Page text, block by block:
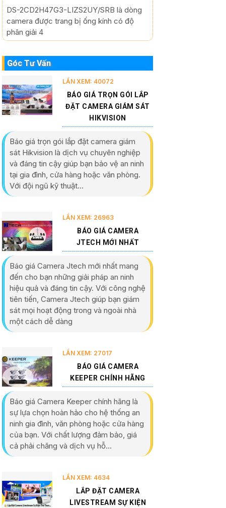
DS-2CD2H47G3-LIZS2UY/SRB là dòng
camera được trang bị ống kính có độ
phân giải 4
Góc Tư Vấn
LẦN XEM: 40072
BÁO GIÁ TRỌN GÓI LẮP
ĐẶT CAMERA GIÁM SÁT
HIKVISION
Báo giá trọn gói lắp đặt camera giám
sát Hikvision là dịch vụ chuyên nghiệp
và đáng tin cậy giúp bạn bảo vệ an ninh
tại gia đình, cửa hàng hoặc văn phòng.
Với đội ngũ kỹ thuật...
LẦN XEM: 26963
BÁO GIÁ CAMERA
JTECH MỚI NHẤT
Báo giá Camera Jtech mới nhất mang
đến cho bạn những giải pháp an ninh
hiệu quả và đáng tin cậy. Với công nghệ
tiên tiến, Camera Jtech giúp bạn giám
sát mọi hoạt động trong và ngoài nhà
một cách dễ dàng
LẦN XEM: 27017
BÁO GIÁ CAMERA
KEEPER CHÍNH HÃNG
Báo giá Camera Keeper chính hãng là
sự lựa chọn hoàn hảo cho hệ thống an
ninh gia đình, văn phòng hoặc cửa hàng
của bạn. Với chất lượng đảm bảo, giá
cả phải chăng và dịch vụ hỗ...
LẦN XEM: 4634
LẮP ĐẶT CAMERA
LIVESTREAM SỰ KIỆN